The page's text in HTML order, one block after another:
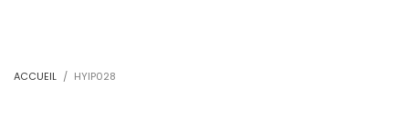
ACCUEIL HYIP028